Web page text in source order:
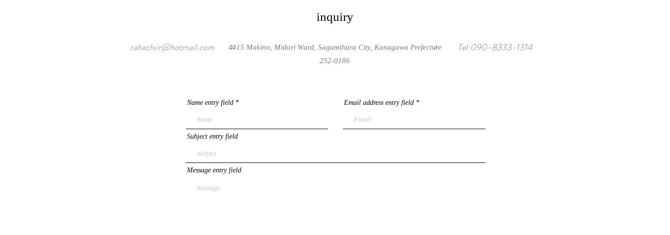
inquiry
rahachiir@hotmail.com /
4415 Makino, Midori Ward, Sagamihara City, Kanagawa Prefecture
252-0186
/ Tel:090-8333-1314
Name entry field Email address entry field
Subject entry field
Message entry field